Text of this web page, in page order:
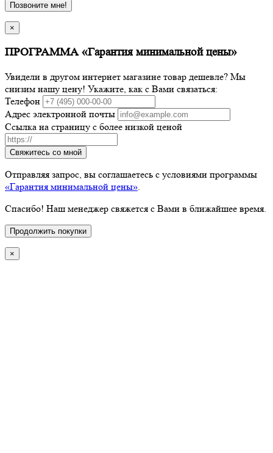
Позвоните мне!
×
ПРОГРАММА «Гарантия минимальной цены»
Увидели в другом интернет магазине товар дешевле? Мы
снизим нашу цену! Укажите, как с Вами связаться:
Телефон
Адрес электронной почты
Ссылка на страницу с более низкой ценой
Свяжитесь со мной
Отправляя запрос, вы соглашаетесь с условиями программы
«Гарантия минимальной цены»
Спасибо! Наш менеджер свяжется с Вами в ближайшее время.
Продолжить покупки
×